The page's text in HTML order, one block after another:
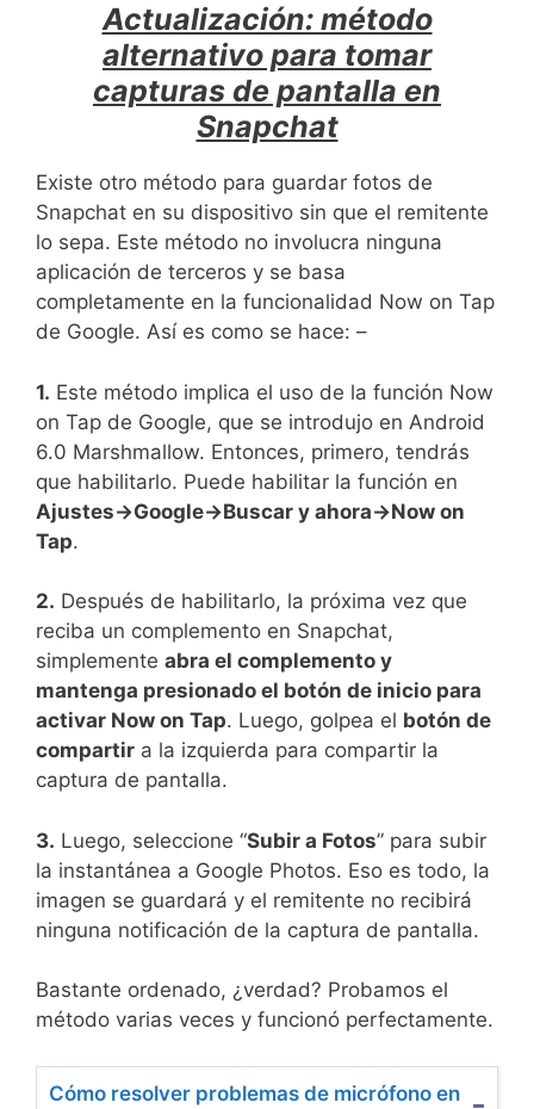
Actualización: método
alternativo para tomar
capturas de pantalla en
Snapchat
Existe otro método para guardar fotos de
Snapchat en su dispositivo sin que el remitente
lo sepa. Este método no involucra ninguna
aplicación de terceros y se basa
completamente en la funcionalidad Now on Tap
de Google. Así es como se hace: –
1. Este método implica el uso de la función Now
on Tap de Google, que se introdujo en Android
6.0 Marshmallow. Entonces, primero, tendrás
que habilitarlo. Puede habilitar la función en
Ajustes→Google->Buscar y ahora→Now on
Tap.
2. Después de habilitarlo, la próxima vez que
reciba un complemento en Snapchat,
simplemente abra el complemento y
mantenga presionado el botón de inicio para
activar Now on Tap. Luego, golpea el botón de
compartir a la izquierda para compartir la
captura de pantalla.
3. Luego, seleccione “Subir a Fotos” para subir
la instantánea a Google Photos. Eso es todo, la
imagen se guardará y el remitente no recibirá
ninguna notificación de la captura de pantalla.
Bastante ordenado, ¿verdad? Probamos el
método varias veces y funcionó perfectamente.
Cómo resolver problemas de micrófono en